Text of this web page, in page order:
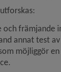
och främjande
annat test
möjliggör